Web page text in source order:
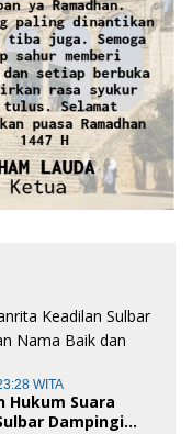
WITA
Hukum Suara
Dampingi